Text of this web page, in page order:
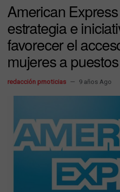
American
estrategia e
favorecer el
mujeres a
redacción prnoticias 9 años Ago